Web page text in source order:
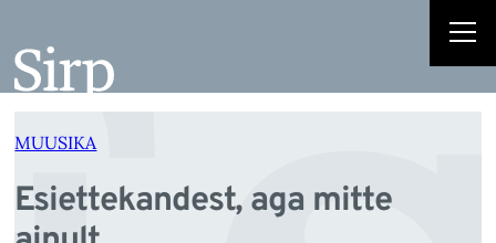
juurde
MUUSIKA
Esiettekandest, aga mitte